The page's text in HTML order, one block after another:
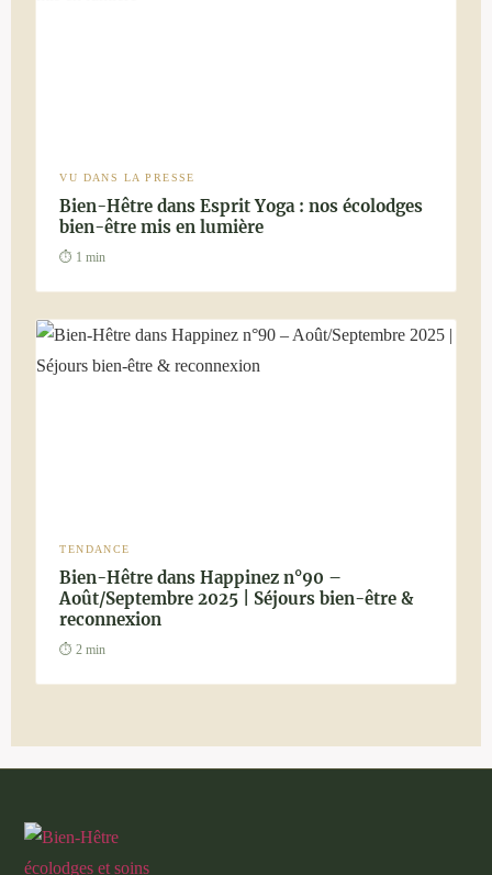
VU DANS LA PRESSE
Bien-Hêtre dans Esprit Yoga : nos écolodges
bien-être mis en lumière
⏱ 1 min
TENDANCE
Bien-Hêtre dans Happinez n°90 –
Août/Septembre 2025 | Séjours bien-être &
reconnexion
⏱ 2 min